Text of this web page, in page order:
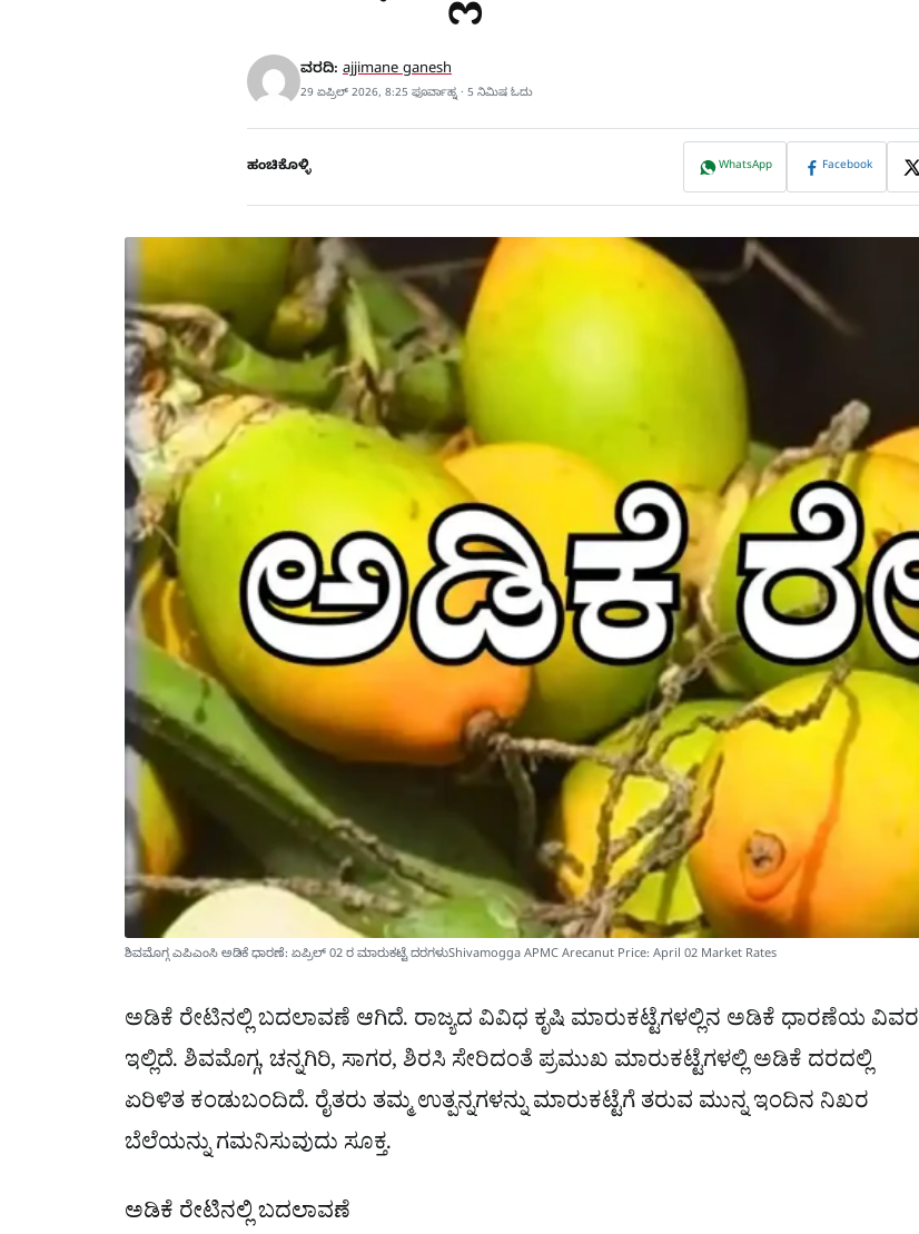
ವರದಿ: ajjimane ganesh
29 ಏಪ್ರಿಲ್ 2026, 8:25 ಫೂರ್ವಾಹ್ನ · 5 ನಿಮಿಷ ಓದು
ಹಂಚಿಕೊಳ್ಳಿ WhatsApp Facebook
ಶಿವಮೊಗ್ಗ ಎಪಿಎಂಸಿ ಅಡಿಕೆ ಧಾರಣೆ: ಏಪ್ರಿಲ್ 02 ರ ಮಾರುಕಟ್ಟೆ ದರಗಳುShivamogga APMC Arecanut Price: April 02 Market Rates
ಅಡಿಕೆ ರೇಟಿನಲ್ಲಿ ಬದಲಾವಣೆ ಆಗಿದೆ. ರಾಜ್ಯದ ವಿವಿಧ ಕೃಷಿ ಮಾರುಕಟ್ಟೆಗಳಲ್ಲಿನ ಅಡಿಕೆ ಧಾರಣೆಯ ವಿವರ
ಇಲ್ಲಿದೆ. ಶಿವಮೊಗ್ಗ, ಚನ್ನಗಿರಿ, ಸಾಗರ, ಶಿರಸಿ ಸೇರಿದಂತೆ ಪ್ರಮುಖ ಮಾರುಕಟ್ಟೆಗಳಲ್ಲಿ ಅಡಿಕೆ ದರದಲ್ಲಿ
ಏರಿಳಿತ ಕಂಡುಬಂದಿದೆ. ರೈತರು ತಮ್ಮ ಉತ್ಪನ್ನಗಳನ್ನು ಮಾರುಕಟ್ಟೆಗೆ ತರುವ ಮುನ್ನ ಇಂದಿನ ನಿಖರ
ಬೆಲೆಯನ್ನು ಗಮನಿಸುವುದು ಸೂಕ್ತ.
ಅಡಿಕೆ ರೇಟಿನಲ್ಲಿ ಬದಲಾವಣೆ